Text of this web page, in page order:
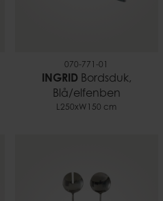
070-771-01
INGRID Bordsduk,
Blå/elfenben
L250xW150 cm